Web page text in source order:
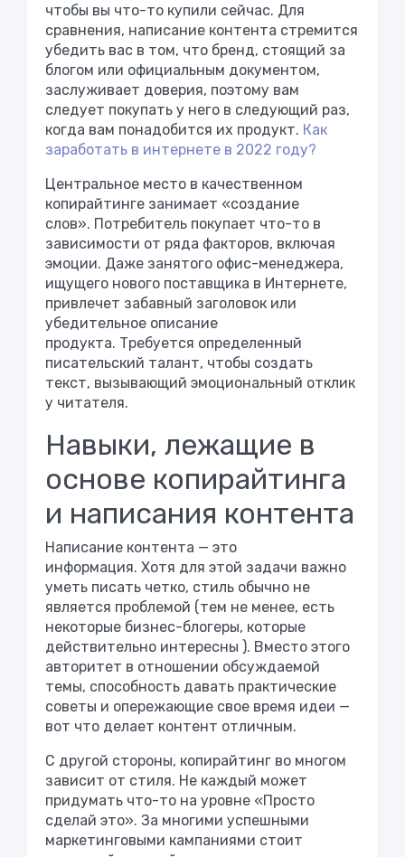
чтобы вы что-то купили сейчас. Для
сравнения, написание контента стремится
убедить вас в том, что бренд, стоящий за
блогом или официальным документом,
заслуживает доверия, поэтому вам
следует покупать у него в следующий раз,
когда вам понадобится их продукт. Как
заработать в интернете в 2022 году?
Центральное место в качественном
копирайтинге занимает «создание
слов». Потребитель покупает что-то в
зависимости от ряда факторов, включая
эмоции. Даже занятого офис-менеджера,
ищущего нового поставщика в Интернете,
привлечет забавный заголовок или
убедительное описание
продукта. Требуется определенный
писательский талант, чтобы создать
текст, вызывающий эмоциональный отклик
у читателя.
Навыки, лежащие в
основе копирайтинга
и написания контента
Написание контента — это
информация. Хотя для этой задачи важно
уметь писать четко, стиль обычно не
является проблемой (тем не менее, есть
некоторые бизнес-блогеры, которые
действительно интересны ). Вместо этого
авторитет в отношении обсуждаемой
темы, способность давать практические
советы и опережающие свое время идеи —
вот что делает контент отличным.
С другой стороны, копирайтинг во многом
зависит от стиля. Не каждый может
придумать что-то на уровне «Просто
сделай это». За многими успешными
маркетинговыми кампаниями стоит